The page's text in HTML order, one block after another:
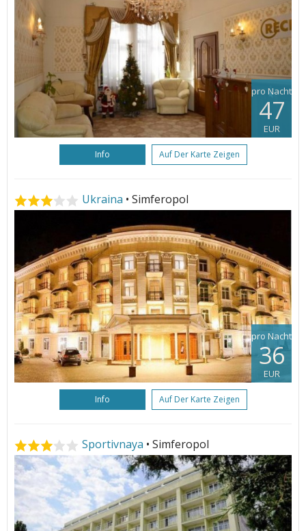
pro Nacht
47
EUR
Info Auf Der Karte Zeigen
Ukraina • Simferopol
pro Nacht
36
EUR
Info Auf Der Karte Zeigen
Sportivnaya • Simferopol